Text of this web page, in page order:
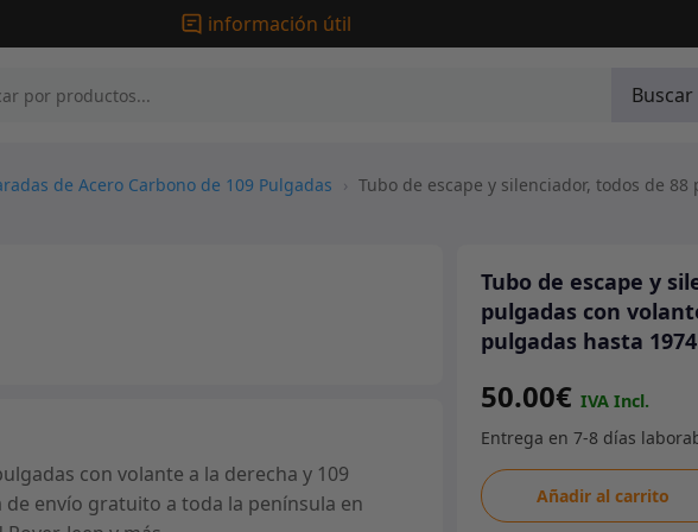
información útil
Buscar
de Acero Carbono de 109 Pulgadas › Tubo de escape y silenciador, todos de
con volante a la derecha y 109
envío gratuito a toda la península en
Tubo de escape y
pulgadas con
pulgadas hasta 1974
50.00€
Tubo
de
Añadir al carrito